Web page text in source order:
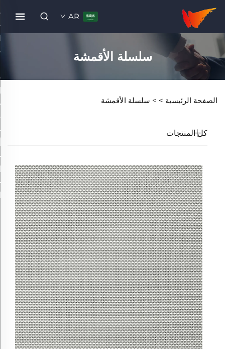
AR
سلسلة الأقمشة
الصفحة الرئيسية > > سلسلة الأقمشة
كل المنتجات